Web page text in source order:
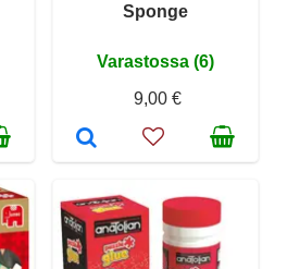
Sponge
Varastossa (6)
9,00 €